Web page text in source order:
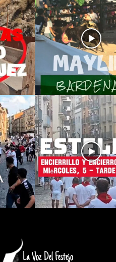
La Voz Del Festejo